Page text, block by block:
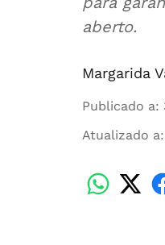
aberto.
Margarida
Publicado a:
Atualizado a: